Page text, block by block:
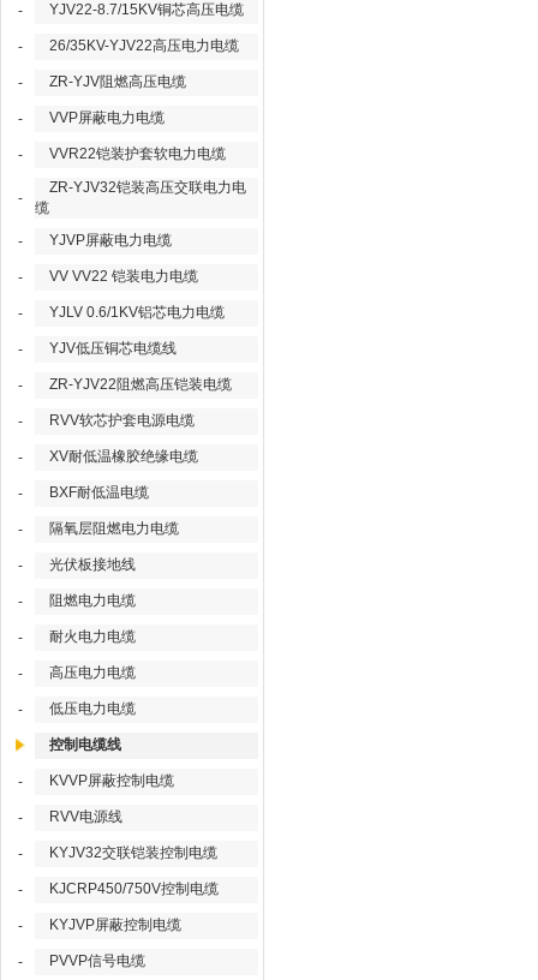
-
YJV22-8.7/15KV铜芯高压电缆
- 26/35KV-YJV22高压电力电缆
- ZR-YJV阻燃高压电缆
- VVP屏蔽电力电缆
- VVR22铠装护套软电力电缆
-
ZR-YJV32铠装高压交联电力电
缆
-
YJVP屏蔽电力电缆
- VV VV22 铠装电力电缆
- YJLV 0.6/1KV铝芯电力电缆
- YJV低压铜芯电缆线
- ZR-YJV22阻燃高压铠装电缆
- RVV软芯护套电源电缆
- XV耐低温橡胶绝缘电缆
- BXF耐低温电缆
- 隔氧层阻燃电力电缆
- 光伏板接地线
- 阻燃电力电缆
- 耐火电力电缆
- 高压电力电缆
- 低压电力电缆
控制电缆线
- KVVP屏蔽控制电缆
- RVV电源线
- KYJV32交联铠装控制电缆
- KJCRP450/750V控制电缆
- KYJVP屏蔽控制电缆
- PVVP信号电缆